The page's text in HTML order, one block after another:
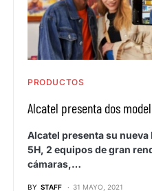
PRODUCTOS
Alcatel presenta dos
Alcatel presenta su nueva
5H, 2 equipos de gran
cámaras,…
BY STAFF 31 MAYO, 2021